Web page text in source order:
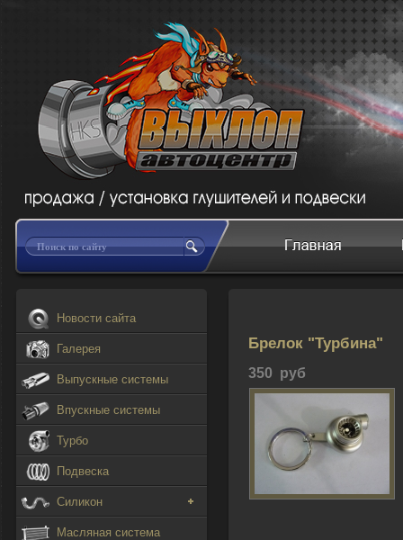
Новости сайта
Галерея
Выпускные системы
Впускные системы
Турбо
Подвеска
Силикон
Масляная система
Брелок "Турбина"
350 руб